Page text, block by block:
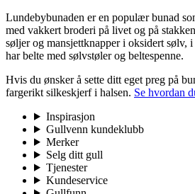
Lundebybunaden er en populær bunad
med vakkert broderi på livet og på
søljer og mansjettknapper i oksidert sølv,
har belte med sølvstøler og beltespenne.
Hvis du ønsker å sette ditt eget preg på
fargerikt silkeskjerf i halsen. Se hvordan
Inspirasjon
Gullvenn kundeklubb
Merker
Selg ditt gull
Tjenester
Kundeservice